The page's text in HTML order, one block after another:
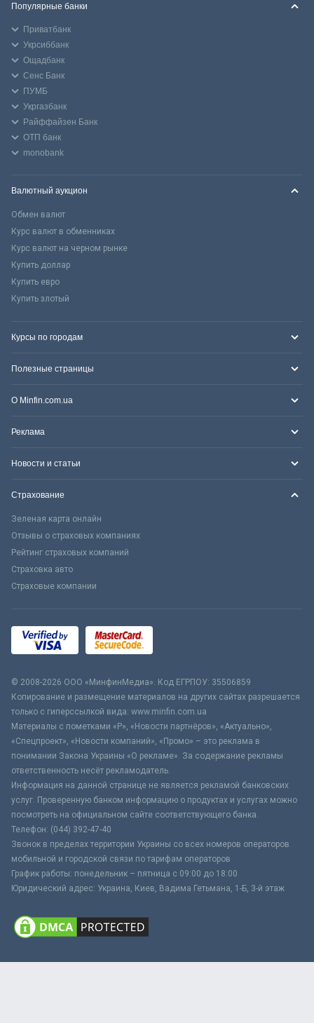
Популярные банки
Приватбанк
Укрсиббанк
Ощадбанк
Сенс Банк
ПУМБ
Укргазбанк
Райффайзен Банк
ОТП банк
monobank
Валютный аукцион
Обмен валют
Курс валют в обменниках
Курс валют на черном рынке
Купить доллар
Купить евро
Купить злотый
Курсы по городам
Полезные страницы
О Minfin.com.ua
Реклама
Новости и статьи
Страхование
Зеленая карта онлайн
Отзывы о страховых компаниях
Рейтинг страховых компаний
Страховка авто
Страховые компании
© 2008-2026 ООО «МинфинМедиа». Код ЕГРПОУ: 35506859
Копирование и размещение материалов на других сайтах разрешается
только с гиперссылкой вида: www.minfin.com.ua
Материалы с пометками «Р», «Новости партнёров», «Актуально»,
«Спецпроект», «Новости компаний», «Промо» – это реклама в
понимании Закона Украины «О рекламе». За содержание рекламы
ответственность несёт рекламодатель.
Информация на данной странице не является рекламой банковских
услуг. Проверенную банком информацию о продуктах и услугах можно
посмотреть на официальном сайте соответствующего банка.
Телефон: (044) 392-47-40
Звонок в пределах территории Украины со всех номеров операторов
мобильной и городской связи по тарифам операторов
График работы: понедельник – пятница с 09:00 до 18:00
Юридический адрес: Украина, Киев, Вадима Гетьмана, 1-Б, 3-й этаж